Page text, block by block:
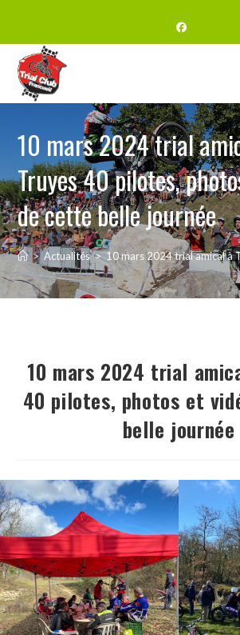
10 mars 2024 trial
Truyes 40 pilotes,
de cette belle journée
> Actualités > 10 mars 2024 trial amical à
10 mars 2024 trial
40 pilotes, photos et
belle journée